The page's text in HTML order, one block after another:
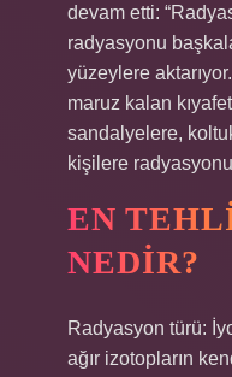
devam etti:
radyasyonu
yüzeylere
maruz kalan
sandalyelere,
kişilere
EN
NEDIR?
Radyasyon türü:
ağır izotopların